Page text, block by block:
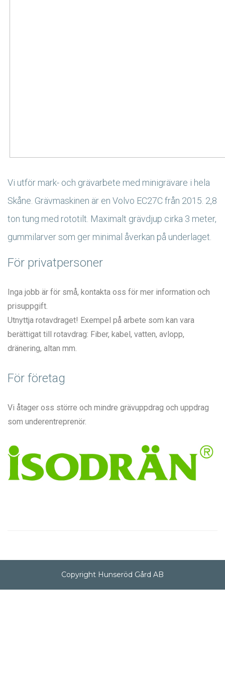
Vi utför mark- och grävarbete med minigrävare i hela
Skåne. Grävmaskinen är en Volvo EC27C från 2015. 2,8
ton tung med rototilt. Maximalt grävdjup cirka 3 meter,
gummilarver som ger minimal åverkan på underlaget.
För privatpersoner
Inga jobb är för små, kontakta oss för mer information och
prisuppgift.
Utnyttja rotavdraget! Exempel på arbete som kan vara
berättigat till rotavdrag: Fiber, kabel, vatten, avlopp,
dränering, altan mm.
För företag
Vi åtager oss större och mindre grävuppdrag och uppdrag
som underentreprenör.
Copyright Hunseröd Gård AB